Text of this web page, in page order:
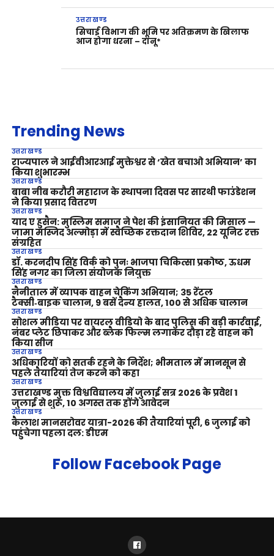
उत्तराखण्ड
सिचाई विभाग की भूमि पर अतिक्रमण के खिलाफ
आज होगा धरना – दानू*
Trending News
उत्तराखण्ड
राज्यपाल ने आईवीआरआई मुक्तेश्वर से ‘खेत बचाओ अभियान’ का
किया शुभारम्भ
उत्तराखण्ड
बाबा नीब करौरी महाराज के स्थापना दिवस पर सारथी फाउंडेशन
ने किया प्रसाद वितरण
उत्तराखण्ड
याद ए हुसैन: मुस्लिम समाज ने पेश की इंसानियत की मिसाल —
जामा मस्जिद अल्मोड़ा में स्वैच्छिक रक्तदान शिविर, 22 यूनिट रक्त
संग्रहित
उत्तराखण्ड
डॉ. करनदीप सिंह विर्क को पुनः भाजपा चिकित्सा प्रकोष्ठ, ऊधम
सिंह नगर का जिला संयोजक नियुक्त
उत्तराखण्ड
नैनीताल में व्यापक वाहन चेकिंग अभियान; 35 रेंटल
टैक्सी‑बाइक चालान, 9 बसें दैन्य हालत, 100 से अधिक चालान
उत्तराखण्ड
सोशल मीडिया पर वायरल वीडियो के बाद पुलिस की बड़ी कार्रवाई,
नंबर प्लेट छिपाकर और ब्लैक फिल्म लगाकर दौड़ा रहे वाहन को
किया सीज
उत्तराखण्ड
अधिकारियों को सतर्क रहने के निर्देश; भीमताल में मानसून से
पहले तैयारियां तेज करने को कहा
उत्तराखण्ड
उत्तराखण्ड मुक्त विश्वविद्यालय में जुलाई सत्र 2026 के प्रवेश 1
जुलाई से शुरू, 10 अगस्त तक होंगे आवेदन
उत्तराखण्ड
कैलाश मानसरोवर यात्रा-2026 की तैयारियां पूरी, 6 जुलाई को
पहुंचेगा पहला दल: डीएम
Follow Facebook Page